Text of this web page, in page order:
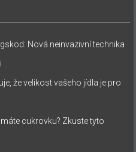
: Nová neinvazivní technika
že velikost vašeho jídla je pro
cukrovku? Zkuste tyto